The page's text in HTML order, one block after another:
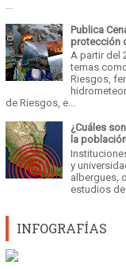
Publica
protección
A partir del
temas
Riesgos,
de Riesgos, e...
¿Cuáles
la
y
albergues,
estudios de
INFOGRAFÍAS